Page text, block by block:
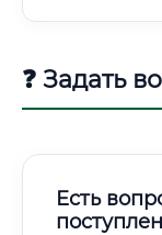
❓ Задать
Есть